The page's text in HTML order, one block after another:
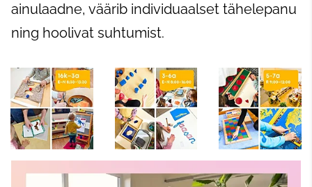
ainulaadne, väärib individuaalset tähelepanu
ning hoolivat suhtumist.